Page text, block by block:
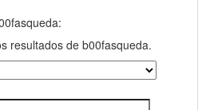
resultados de b00fasqueda.